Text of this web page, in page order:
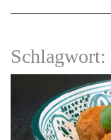
Schlagwort: